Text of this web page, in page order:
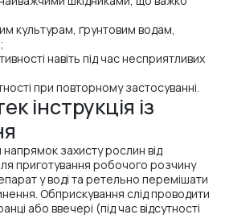
культурам, ґрунтовим водам,
навіть під час несприятливих
при повторному застосуванні.
інструкція із
захисту рослин від
приготування робочого розчину
у воді та ретельно перемішати
Обприскування слід проводити
або ввечері (під час відсутності